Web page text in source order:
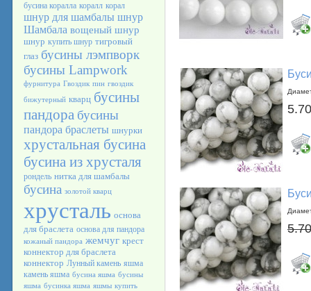
бусина коралла коралл корал
шнур для шамбалы шнур
Шамбала вощеный шнур
шнур купить шнур тигровый
глаз бусины лэмпворк
бусины Lampwork
фурнитура Гвоздик пин гвоздик
бижутерный кварц бусины
пандора бусины
пандора браслеты шнурки
хрустальная бусина
бусина из хрусталя
рондель нитка для шамбалы
бусина золотой кварц
хрусталь основа
для браслета основа для пандора
кожаный пандора жемчуг крест
коннектор для браслета
коннектор Лунный камень яшма
камень яшма бусина яшма бусины
яшма бусинка яшма яшмы купить